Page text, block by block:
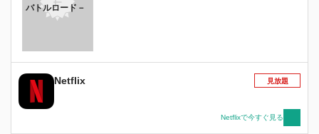
バトルロード－
Netflix 見放題
Netflixで今すぐ見る